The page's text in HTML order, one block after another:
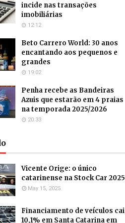
incide nas transações
imobiliárias
12:12
Beto Carrero World: 30 anos
encantando aos pequenos e
grandes
19:02
Penha recebe as Bandeiras
Azuis que estarão em 4 praias
na temporada 2025/2026
20:33
Vicente Orige: o único
catarinense na Stock Car 2025
May 15, 2025
Financiamento de veículos cai
10,1% em Santa Catarina em